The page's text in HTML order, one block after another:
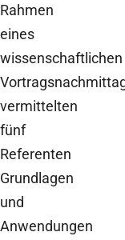
Rahmen
eines
wissenschaftlichen
vermittelten
fünf
Referenten
Grundlagen
und
Anwendungen